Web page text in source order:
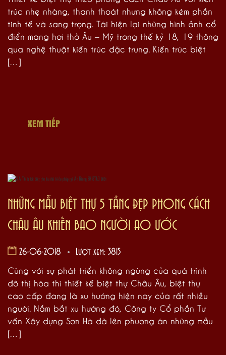
trúc nhẹ nhàng, thanh thoát nhưng không kém phần
tinh tế và sang trọng. Tái hiện lại những hình ảnh cổ
điển mang hơi thở Âu – Mỹ trong thế kỷ 18, 19 thông
qua nghệ thuật kiến trúc đặc trưng. Kiến trúc biệt
[…]
XEM TIẾP
NHỮNG MẪU BIỆT THỰ 5 TẦNG ĐẸP PHONG CÁCH
CHÂU ÂU KHIẾN BAO NGƯỜI AO ƯỚC
26-06-2018 Lượt xem: 3815
Cùng với sự phát triển không ngừng của quá trình
đô thị hóa thì thiết kế biệt thự Châu Âu, biệt thự
cao cấp đang là xu hướng hiện nay của rất nhiều
người. Nắm bắt xu hướng đó, Công ty Cổ phần Tư
vấn Xây dựng Sơn Hà đã lên phương án những mẫu
[…]